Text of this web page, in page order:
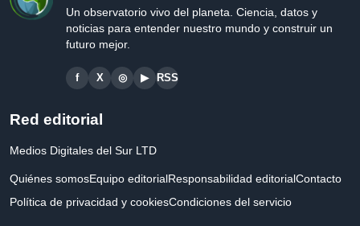
Un observatorio vivo del planeta. Ciencia, datos y
noticias para entender nuestro mundo y construir un
futuro mejor.
f X ◎ ▶ RSS
Red editorial
Medios Digitales del Sur LTD
Quiénes somosEquipo editorialResponsabilidad editorialContacto
Política de privacidad y cookiesCondiciones del servicio